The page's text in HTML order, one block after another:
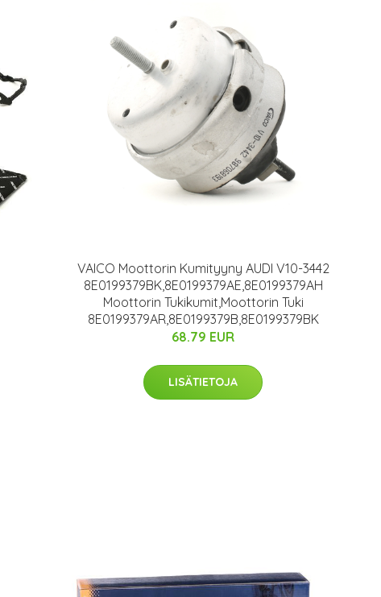
VAICO Moottorin Kumityyny AUDI V10-3442
8E0199379BK,8E0199379AE,8E0199379AH
Moottorin Tukikumit,Moottorin Tuki
8E0199379AR,8E0199379B,8E0199379BK
68.79 EUR
LISÄTIETOJA